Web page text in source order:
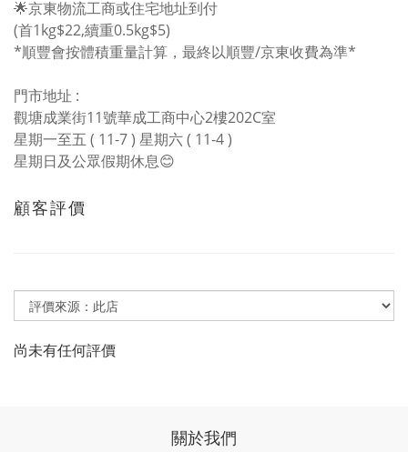
🌟京東物流工商或住宅地址到付
(首1kg$22,續重0.5kg$5)
*順豐會按體積重量計算，最終以順豐/京東收費為準*
門市地址 :
觀塘成業街11號華成工商中心2樓202C室
星期一至五 ( 11-7 ) 星期六 ( 11-4 )
星期日及公眾假期休息😊
顧客評價
尚未有任何評價
關於我們